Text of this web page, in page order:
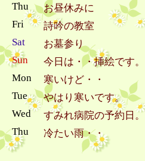
Thu
お昼休みに
Fri
詩吟の教室
Sat
お墓参り
Sun
今日は・・挿絵です。
Mon
寒いけど・・
Tue
やはり寒いです。
Wed
すみれ病院の予約日。
Thu 冷たい雨・・